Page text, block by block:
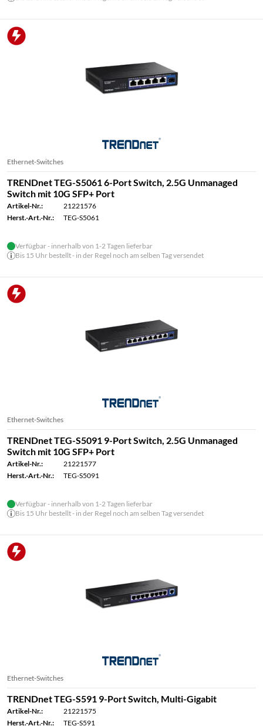
Ethernet-Switches
TRENDnet TEG-S5061 6-Port Switch, 2.5G Unmanaged
Switch mit 10G SFP+ Port
Artikel-Nr.:
21221576
Herst.-Art.-Nr.:
TEG-S5061
Verfügbar - innerhalb von 1-2 Tagen lieferbar
Bis 15 Uhr bestellt - in der Regel noch am selben Tag versendet
Ethernet-Switches
TRENDnet TEG-S5091 9-Port Switch, 2.5G Unmanaged
Switch mit 10G SFP+ Port
Artikel-Nr.:
21221577
Herst.-Art.-Nr.:
TEG-S5091
Verfügbar - innerhalb von 1-2 Tagen lieferbar
Bis 15 Uhr bestellt - in der Regel noch am selben Tag versendet
Ethernet-Switches
TRENDnet TEG-S591 9-Port Switch, Multi-Gigabit
Artikel-Nr.:
21221575
Herst.-Art.-Nr.:
TEG-S591